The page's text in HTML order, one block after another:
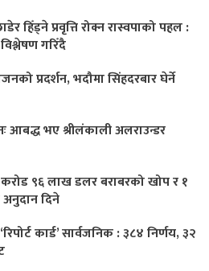
हिँड्ने प्रवृत्ति रोक्न रास्वपाको पहल :
गरिँदै
प्रदर्शन, भदौमा सिंहदरबार घेर्ने
आबद्ध भए श्रीलंकाली अलराउन्डर
९६ लाख डलर बराबरको खोप र १
दिने
कार्ड’ सार्वजनिक : ३८४ निर्णय, ३२